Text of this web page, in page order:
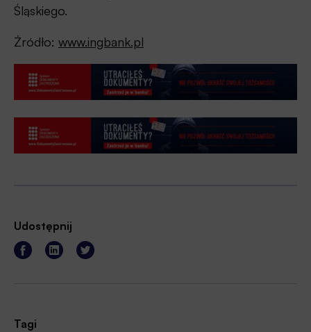
Śląskiego.
Źródło: www.ingbank.pl
Udostępnij
Tagi